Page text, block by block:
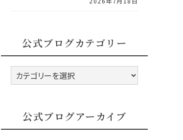
公式ブログカテゴリー
公
式
公式ブログアーカイブ